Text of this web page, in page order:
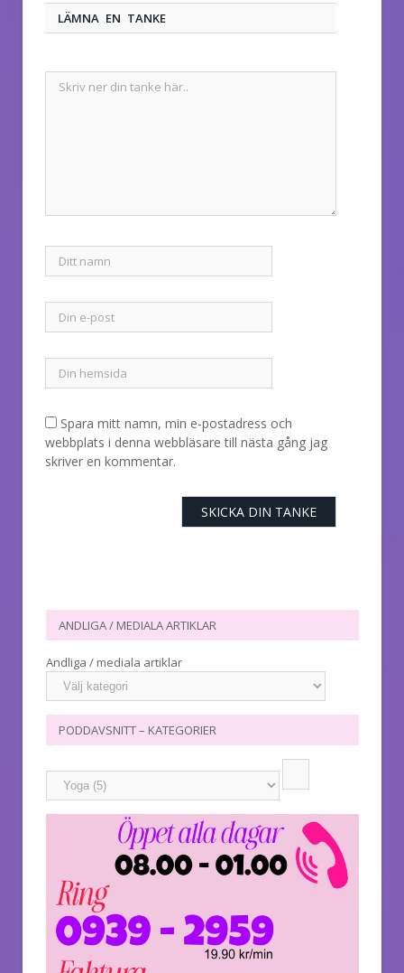
LÄMNA EN TANKE
Spara mitt namn, min e-postadress och
webbplats i denna webbläsare till nästa gång jag
skriver en kommentar.
ANDLIGA / MEDIALA ARTIKLAR
Andliga / mediala artiklar
PODDAVSNITT – KATEGORIER